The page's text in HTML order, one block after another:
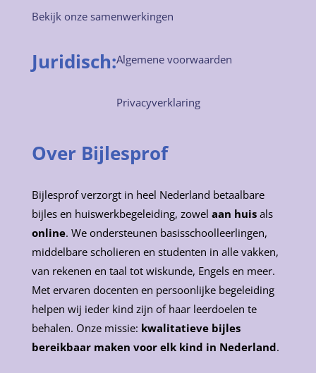
Bekijk onze samenwerkingen
Juridisch:Algemene voorwaarden
Privacyverklaring
Over Bijlesprof
Bijlesprof verzorgt in heel Nederland betaalbare
bijles en huiswerkbegeleiding, zowel aan huisals
online. We ondersteunen basisschoolleerlingen,
middelbare scholieren en studenten in alle vakken,
van rekenen en taal tot wiskunde, Engels en meer.
Met ervaren docenten en persoonlijke begeleiding
helpen wij ieder kind zijn of haar leerdoelen te
behalen. Onze missie: kwalitatieve bijles
bereikbaar maken voor elk kind in Nederland.